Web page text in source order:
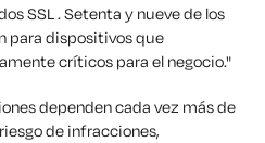
SSL . Setenta y nueve de los
para dispositivos que
críticos para el negocio."
dependen cada vez más de
de infracciones,